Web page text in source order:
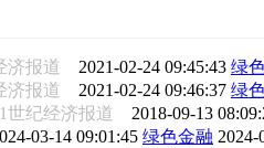
济报道 2021-02-24 09:45:43 绿
济报道 2021-02-24 09:46:37 绿
世纪经济报道 2018-09-13
03-14 09:01:45 绿色金融 2024-